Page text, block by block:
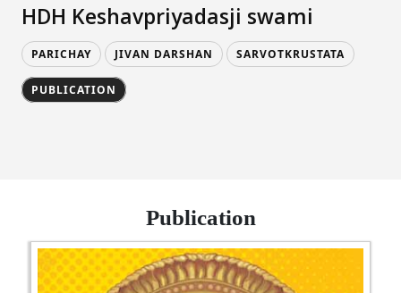
HDH Keshavpriyadasji swami
PARICHAY JIVAN DARSHAN SARVOTKRUSTATA
PUBLICATION
Publication